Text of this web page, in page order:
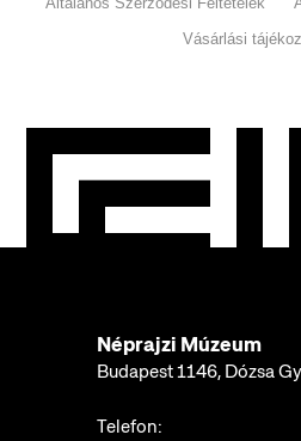
Vásárlási
Néprajzi Múzeum
Budapest 1146, Dózsa
Telefon: